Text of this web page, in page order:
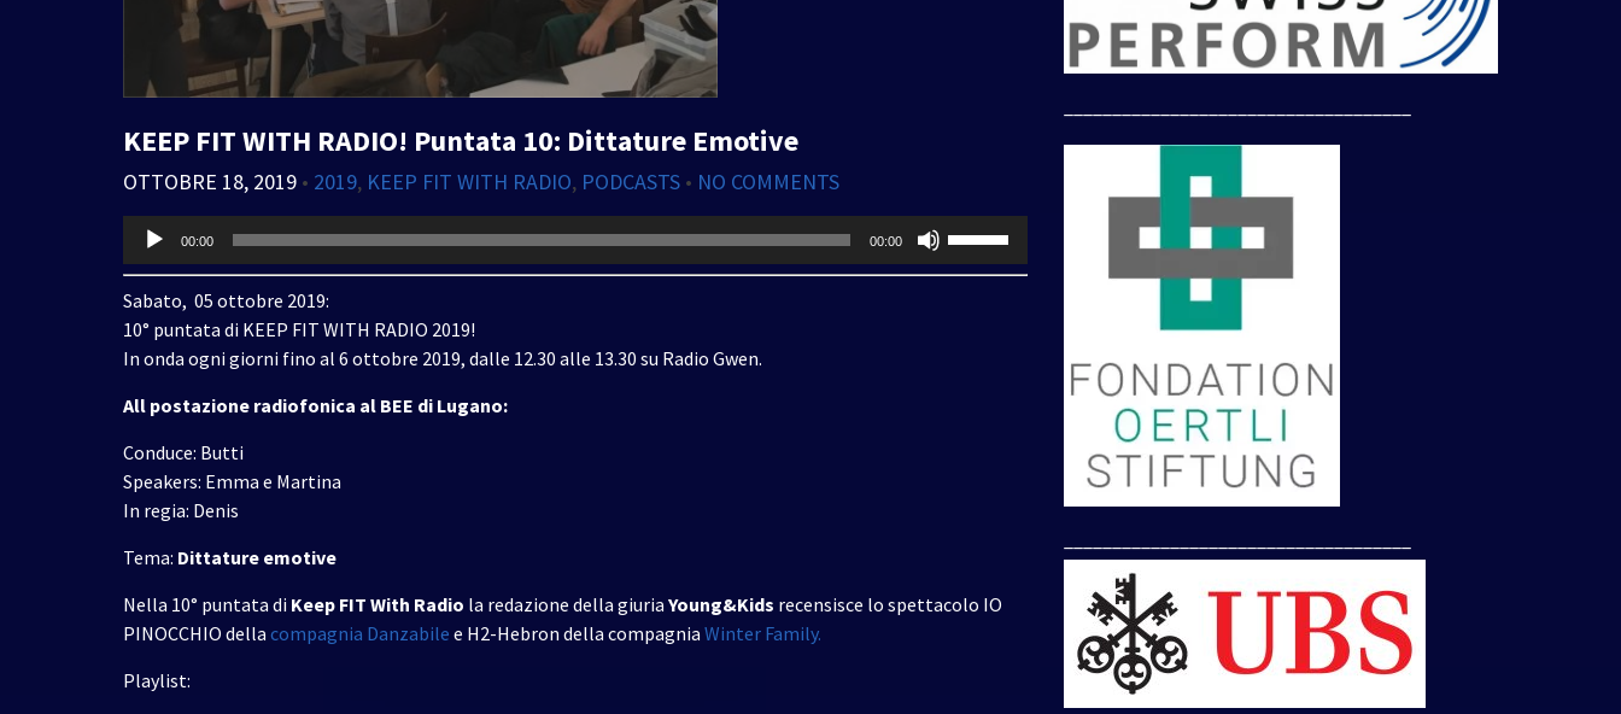
KEEP FIT WITH RADIO! Puntata 10: Dittature Emotive
OTTOBRE 18, 2019 • 2019, KEEP FIT WITH RADIO, PODCASTS • NO COMMENTS
Audio
00:00 00:00
Sabato, 05 ottobre 2019:
10° puntata di KEEP FIT WITH RADIO 2019!
In onda ogni giorni fino al 6 ottobre 2019, dalle 12.30 alle 13.30 su Radio Gwen.
All postazione radiofonica al BEE di Lugano:
Conduce: Butti
Speakers: Emma e Martina
In regia: Denis
Tema: Dittature emotive
Nella 10° puntata di Keep FIT With Radio la redazione della giuria Young&Kids recensisce lo spettacolo IO
PINOCCHIO della compagnia Danzabile e H2-Hebron della compagnia Winter Family.
Playlist: